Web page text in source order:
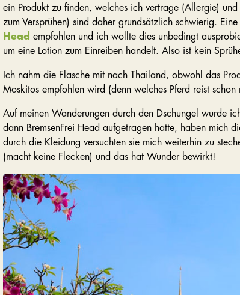
ein Produkt zu finden, welches ich vertrage (Allergie)
zum Versprühen) sind daher grundsätzlich schwierig.
Head empfohlen und ich wollte dies unbedingt
um eine Lotion zum Einreiben handelt. Also ist kein
Ich nahm die Flasche mit nach Thailand, obwohl das
Moskitos empfohlen wird (denn welches Pferd reist schon
Auf meinen Wanderungen durch den Dschungel wurde
dann BremsenFrei Head aufgetragen hatte, haben mich
durch die Kleidung versuchten sie mich weiterhin zu
(macht keine Flecken) und das hat Wunder bewirkt!